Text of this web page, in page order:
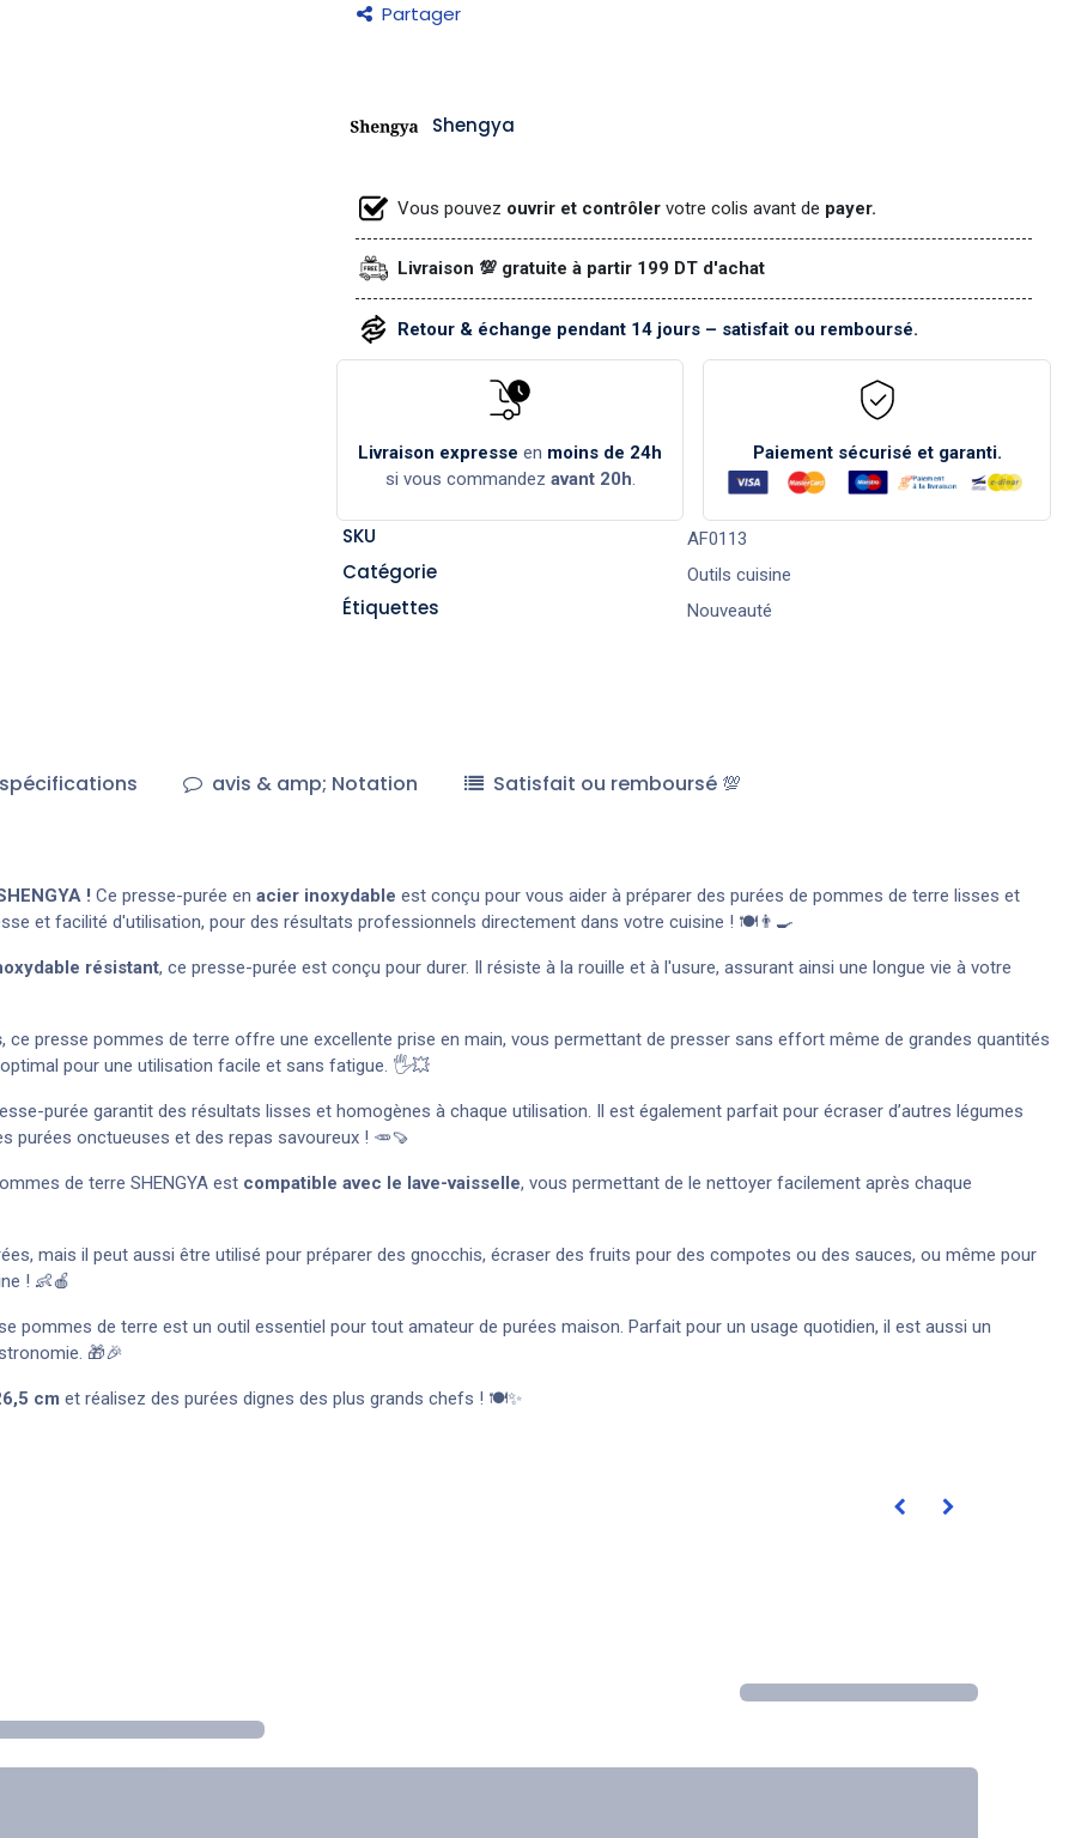
Partager
Shengya
Vous pouvez ouvrir et contrôler votre colis avant de payer.
Livraison 💯 gratuite à partir 199 DT d'achat
Retour & échange pendant 14 jours – satisfait ou remboursé.
Livraison expresse en moins de 24h
si vous commandez avant 20h.
Paiement sécurisé et garanti.
SKU AF0113
Catégorie Outils cuisine
Étiquettes Nouveauté
spécifications avis & amp; Notation Satisfait ou remboursé 💯
! Ce presse-purée en acier inoxydable est conçu pour vous aider à préparer des purées de pommes de terre lisses et
et facilité d'utilisation, pour des résultats professionnels directement dans votre cuisine ! 🍽️👨‍🍳
résistant, ce presse-purée est conçu pour durer. Il résiste à la rouille et à l'usure, assurant ainsi une longue vie à votre
, ce presse pommes de terre offre une excellente prise en main, vous permettant de presser sans effort même de grandes quantités
pour une utilisation facile et sans fatigue. 🖐️💥
purée garantit des résultats lisses et homogènes à chaque utilisation. Il est également parfait pour écraser d’autres légumes
purées onctueuses et des repas savoureux ! 🥕🍠
de terre SHENGYA est compatible avec le lave-vaisselle, vous permettant de le nettoyer facilement après chaque
mais il peut aussi être utilisé pour préparer des gnocchis, écraser des fruits pour des compotes ou des sauces, ou même pour
! 👶🍎
pommes de terre est un outil essentiel pour tout amateur de purées maison. Parfait pour un usage quotidien, il est aussi un
🎁🎉
cm et réalisez des purées dignes des plus grands chefs ! 🍽️✨